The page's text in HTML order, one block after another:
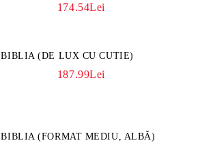
174.54Lei
BIBLIA (DE LUX CU CUTIE)
187.99Lei
BIBLIA (FORMAT MEDIU, ALBĂ)